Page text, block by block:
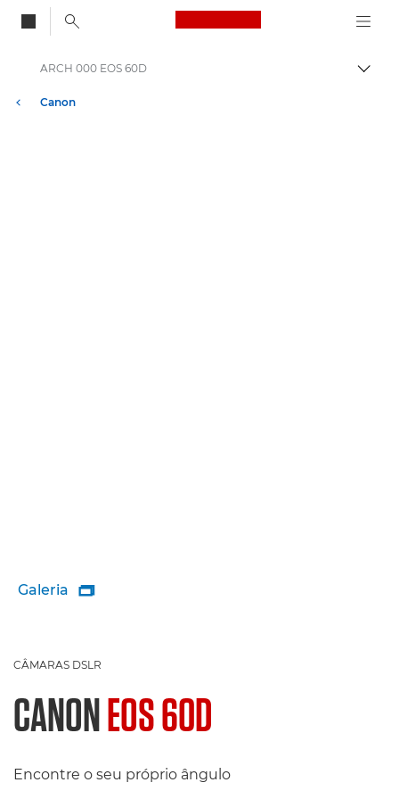
Canon Logo, back
Canon
ARCH 000 EOS 60D
Galeria 
CÂMARAS DSLR
CANONEOS 60D
Encontre o seu próprio ângulo